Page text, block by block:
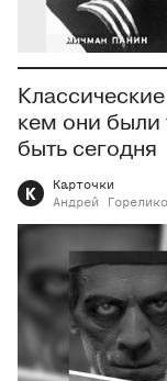
кем они были
быть сегодня
К
Карточки
Андрей